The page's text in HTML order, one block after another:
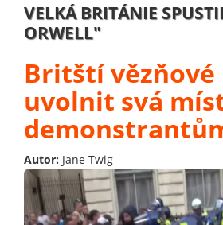
VELKÁ BRITÁNIE
ORWELL"
Britští vězňové
uvolnit svá
Autor: Jane Twig